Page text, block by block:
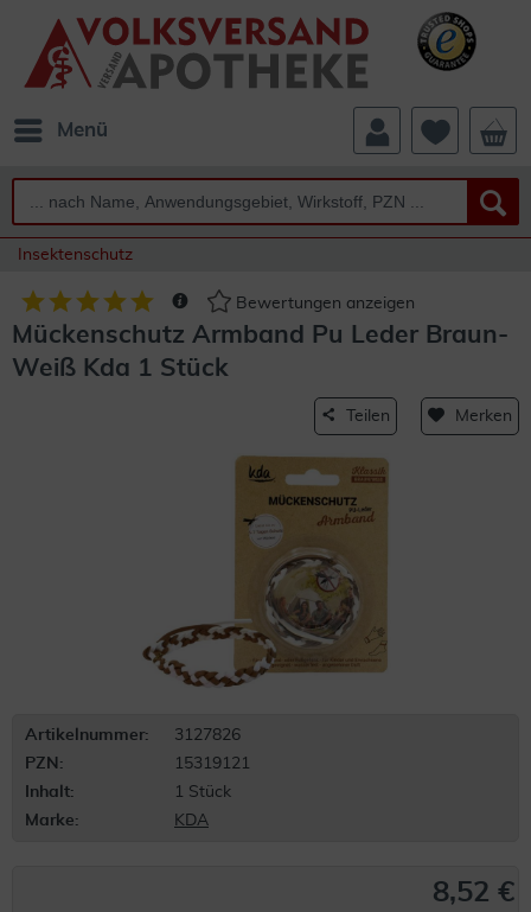
Menü
Insektenschutz
Bewertungen anzeigen
Mückenschutz Armband Pu Leder Braun-
Weiß Kda 1 Stück
Teilen Merken
Artikelnummer:
3127826
PZN:
15319121
Inhalt:
1 Stück
Marke:
KDA
8,52 €